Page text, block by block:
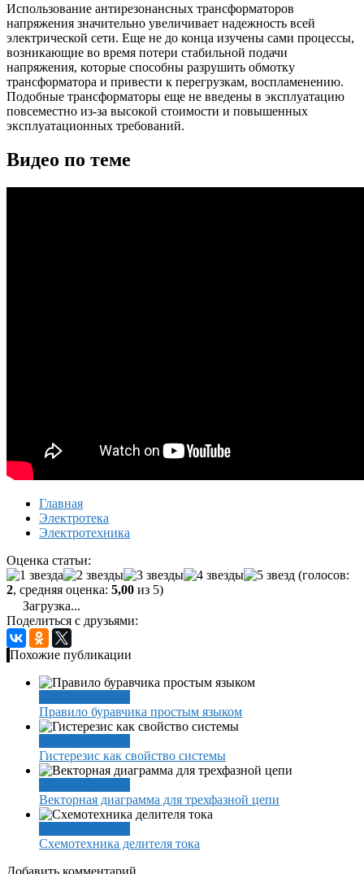
Использование антирезонансных трансформаторов
напряжения значительно увеличивает надежность всей
электрической сети. Еще не до конца изучены сами процессы,
возникающие во время потери стабильной подачи
напряжения, которые способны разрушить обмотку
трансформатора и привести к перегрузкам, воспламенению.
Подобные трансформаторы еще не введены в эксплуатацию
повсеместно из-за высокой стоимости и повышенных
эксплуатационных требований.
Видео по теме
Главная
Электротека
Электротехника
Оценка статьи:
(голосов:
2, средняя оценка: 5,00 из 5)
Загрузка...
Поделиться с друзьями:
Похожие публикации
Правило буравчика простым языком
Гистерезис как свойство системы
Векторная диаграмма для трехфазной цепи
Схемотехника делителя тока